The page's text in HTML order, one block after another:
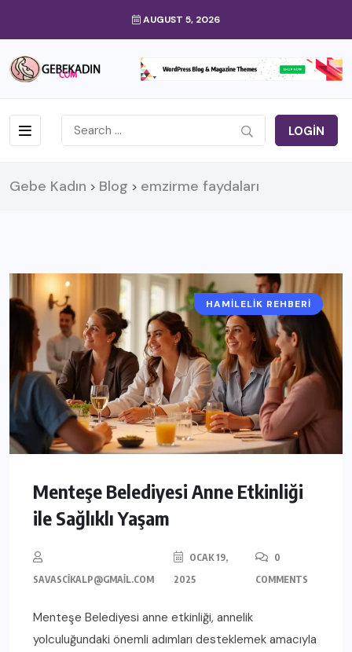
AUGUST 5, 2026
LOGIN
Gebe Kadın > Blog > emzirme faydaları
HAMILELIK REHBERI
Menteşe Belediyesi Anne Etkinliği
ile Sağlıklı Yaşam
SAVASCIKALP@GMAIL.COM
OCAK 19,
2025
0
COMMENTS
Menteşe Belediyesi anne etkinliği, annelik
yolculuğundaki önemli adımları desteklemek amacıyla